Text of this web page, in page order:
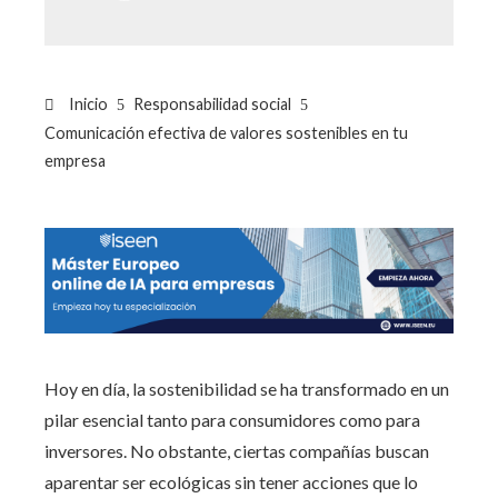
Inicio
Responsabilidad social
Comunicación efectiva de valores sostenibles en tu
empresa
Hoy en día, la sostenibilidad se ha transformado en un
pilar esencial tanto para consumidores como para
inversores. No obstante, ciertas compañías buscan
aparentar ser ecológicas sin tener acciones que lo